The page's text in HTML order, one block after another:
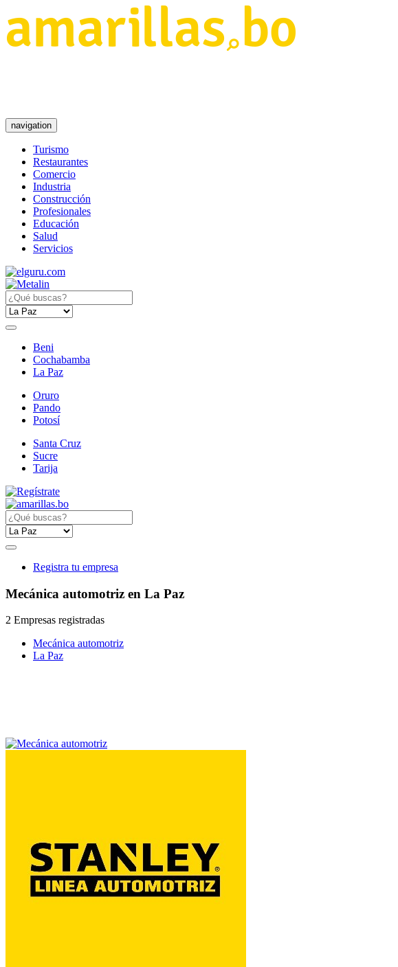
navigation
Turismo
Restaurantes
Comercio
Industria
Construcción
Profesionales
Educación
Salud
Servicios
Beni
Cochabamba
La Paz
Oruro
Pando
Potosí
Santa Cruz
Sucre
Tarija
Registra tu empresa
Mecánica automotriz en La Paz
2 Empresas registradas
Mecánica automotriz
La Paz